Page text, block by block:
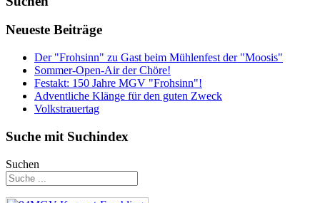
Neueste Beiträge
Der "Frohsinn" zu Gast beim Mühlenfest der "Moosis"
Sommer-Open-Air der Chöre!
Festakt: 150 Jahre MGV "Frohsinn"!
Adventliche Klänge für den guten Zweck
Volkstrauertag
Suche mit Suchindex
Suchen